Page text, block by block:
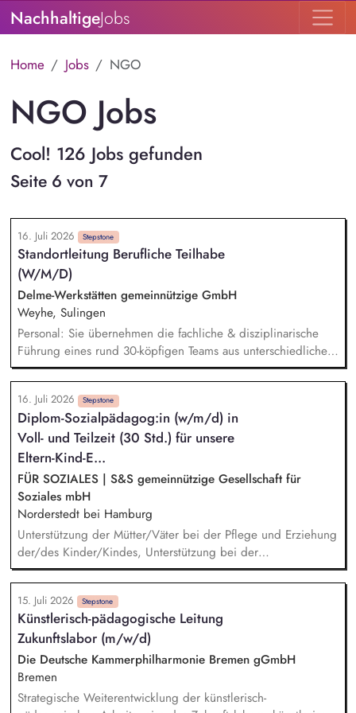
NachhaltigeJobs
Home Jobs NGO
NGO Jobs
Cool! 126 Jobs gefunden
Seite 6 von 7
16. Juli 2026 Stepstone
Standortleitung Berufliche Teilhabe
(W/M/D)
Delme-Werkstätten gemeinnützige GmbH
Weyhe, Sulingen
Personal: Sie übernehmen die fachliche & disziplinarische
Führung eines rund 30-köpfigen Teams aus unterschiedlichen
Fachrichtungen (Arbeitspädagogik, Handwerk, Technik,
Verwaltung). Vor Ort steuern Sie den Personaleinsatz, führen
Gespräche zu Einstellung & Entwicklung und gestalten die
Zusammenarbeit. Dienstleistung: Arbeit ist der Weg zur
gesellschaftlichen Teilhabe. Aufträge aus der regionalen
Wirtschaft geben unseren Klient:innen sinnvolle Tätigkeiten,
Struktur & Anerkennung. Sie steuern & koordinieren die
Produktion des Standorts. Wirtschaftlichkeit: Sie übernehmen
die wirtschaftliche Verantwortung für Ihren Standort. Dabei
arbeiten Sie mit verschiedenen Kennzahlen (z. B. Kosten,
Erträge, Belegungsquoten, Prognosen).
16. Juli 2026 Stepstone
Diplom-Sozialpädagog:in (w/m/d) in
Voll- und Teilzeit (30 Std.) für unsere
Eltern-Kind-E...
FÜR SOZIALES | S&S gemeinnützige Gesellschaft für
Soziales mbH
Norderstedt bei Hamburg
Unterstützung der Mütter/Väter bei der Pflege und Erziehung
der/des Kinder/Kindes, Unterstützung bei der
Beziehungsentwicklung und der persönlichen Rollenfindung
der Eltern, Zusammenarbeit mit und Begleitung zu Ärzten
und Behörden, Die Mütter und Väter lebensnah und
alltagsorientiert auf ein selbstständiges Leben vorzubereiten,
Beratung in Einzelgesprächen und Hilfeplanung in Fragen
der beruflichen, schulischen sowie allgemeinen
Lebensplanung, Planung und Umsetzung
tagesstrukturierender Angebote
15. Juli 2026 Stepstone
Künstlerisch-pädagogische Leitung
Zukunftslabor (m/w/d)
Die Deutsche Kammerphilharmonie Bremen gGmbH
Bremen
Strategische Weiterentwicklung der künstlerisch-